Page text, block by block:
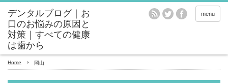
menu
Home 岡山